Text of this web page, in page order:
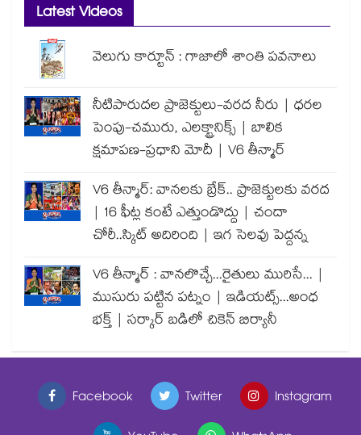
Latest Videos
వెలుగు కార్టూన్ : గాజాలో శాంతి పవనాలు
నీటిపారుదల ప్రాజెక్టులు-వరద నీరు | ధరల
పెంపు-చమురు, ఎలక్ట్రానిక్స్ | బాలిక
క్షమాపణ-ప్రధాని మోదీ | V6 తీన్మార్
V6 తీన్మార్: వానలకు బ్రేక్.. ప్రాజెక్టులకు వరద
| 16 ఫీట్ల కంటే ఎత్తుండొద్దు | చందా
చోరీ..స్కిట్ అదిరింది | ఇగ సెలవు పెద్దన్న
V6 తీన్మార్ : వానలొచ్చే...రైతులు మురిసే... |
ముసురు పట్టిన పట్నం | ఇడియట్స్...అంధ
భక్త్ | సర్కార్ బడిలో చికెన్ బిర్యానీ
Facebook Twitter
Instagram